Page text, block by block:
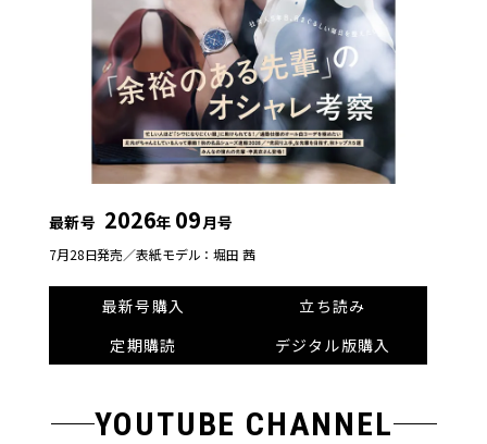
最新号 2026年 09月号
7月28日発売／表紙モデル：堀田 茜
最新号購入
立ち読み
定期購読
デジタル版購入
YOUTUBE CHANNEL